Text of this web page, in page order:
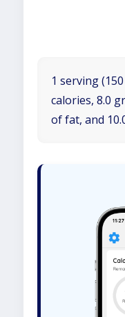
1 serving
calories, 8.0
of fat, and